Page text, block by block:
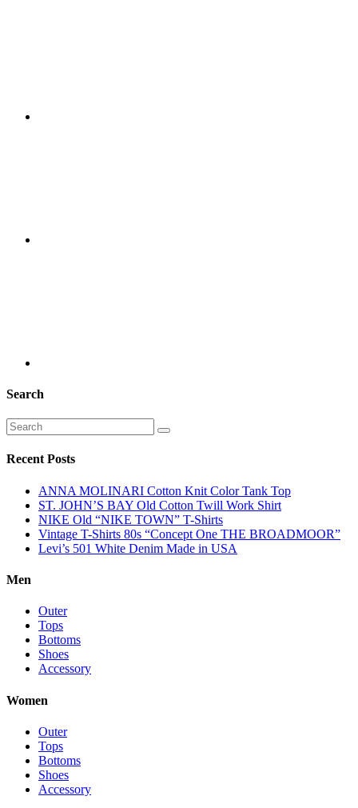
Search
Recent Posts
ANNA MOLINARI Cotton Knit Color Tank Top
ST. JOHN’S BAY Old Cotton Twill Work Shirt
NIKE Old “NIKE TOWN” T-Shirts
Vintage T-Shirts 80s “Concept One THE BROADMOOR”
Levi’s 501 White Denim Made in USA
Men
Outer
Tops
Bottoms
Shoes
Accessory
Women
Outer
Tops
Bottoms
Shoes
Accessory